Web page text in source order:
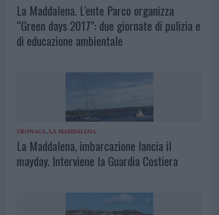
La Maddalena. L’ente Parco organizza
“Green days 2017”: due giornate di pulizia e
di educazione ambientale
CRONACA LA MADDALENA
La Maddalena, imbarcazione lancia il
mayday. Interviene la Guardia Costiera